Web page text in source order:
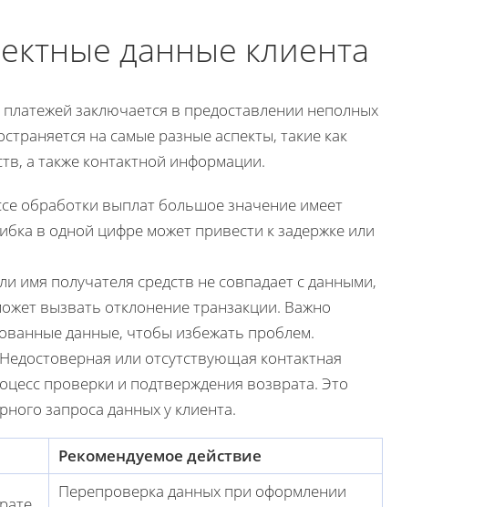
данные клиента
заключается в предоставлении неполных
на самые разные аспекты, такие как
а также контактной информации.
обработки выплат большое значение имеет
в одной цифре может привести к задержке или
имя получателя средств не совпадает с данными,
вызвать отклонение транзакции. Важно
данные, чтобы избежать проблем.
или отсутствующая контактная
проверки и подтверждения возврата. Это
запроса данных у клиента.
Рекомендуемое действие
Перепроверка данных при оформлении